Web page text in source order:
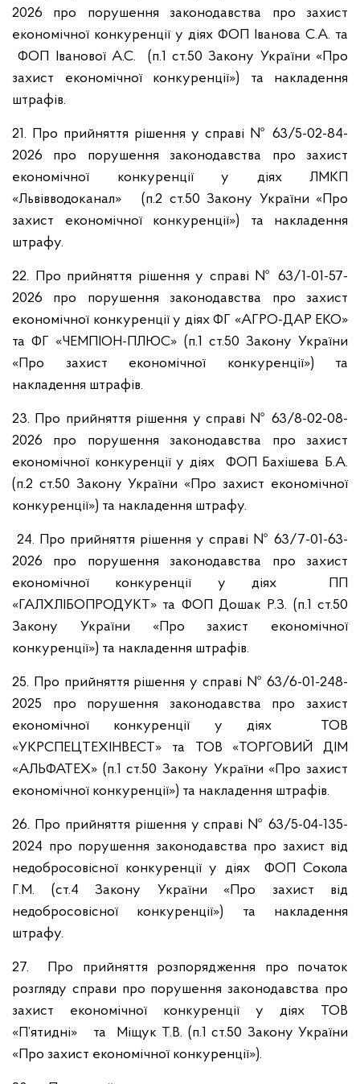
2026 про порушення законодавства про захист
економічної конкуренції у діях ФОП Іванова С.А. та
ФОП Іванової А.С. (п.1 ст.50 Закону України «Про
захист економічної конкуренції») та накладення
штрафів.
21. Про прийняття рішення у справі № 63/5-02-84-
2026 про порушення законодавства про захист
економічної конкуренції у діях ЛМКП
«Львівводоканал» (п.2 ст.50 Закону України «Про
захист економічної конкуренції») та накладення
штрафу.
22. Про прийняття рішення у справі № 63/1-01-57-
2026 про порушення законодавства про захист
економічної конкуренції у діях ФГ «АГРО-ДАР ЕКО»
та ФГ «ЧЕМПІОН-ПЛЮС» (п.1 ст.50 Закону України
«Про захист економічної конкуренції») та
накладення штрафів.
23. Про прийняття рішення у справі № 63/8-02-08-
2026 про порушення законодавства про захист
економічної конкуренції у діях ФОП Бахішева Б.А.
(п.2 ст.50 Закону України «Про захист економічної
конкуренції») та накладення штрафу.
24. Про прийняття рішення у справі № 63/7-01-63-
2026 про порушення законодавства про захист
економічної конкуренції у діях ПП
«ГАЛХЛІБОПРОДУКТ» та ФОП Дошак Р.З. (п.1 ст.50
Закону України «Про захист економічної
конкуренції») та накладення штрафів.
25. Про прийняття рішення у справі № 63/6-01-248-
2025 про порушення законодавства про захист
економічної конкуренції у діях ТОВ
«УКРСПЕЦТЕХІНВЕСТ» та ТОВ «ТОРГОВИЙ ДІМ
«АЛЬФАТЕХ» (п.1 ст.50 Закону України «Про захист
економічної конкуренції») та накладення штрафів.
26. Про прийняття рішення у справі № 63/5-04-135-
2024 про порушення законодавства про захист від
недобросовісної конкуренції у діях ФОП Сокола
Г.М. (ст.4 Закону України «Про захист від
недобросовісної конкуренції») та накладення
штрафу.
27. Про прийняття розпорядження про початок
розгляду справи про порушення законодавства про
захист економічної конкуренції у діях ТОВ
«П’ятидні» та Міщук Т.В. (п.1 ст.50 Закону України
«Про захист економічної конкуренції»).